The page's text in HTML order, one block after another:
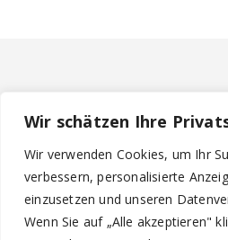
Wir schätzen Ihre
Wir verwenden Cookies, um Ihr
verbessern, personalisierte
einzusetzen und unseren
Wenn Sie auf „Alle akzeptieren"
Bildnachweis
Datenschutzerklärung
Haftungsausschluss